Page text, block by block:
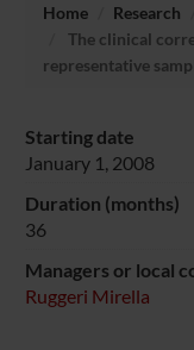
Home Research
The clinical
representative
Starting date
January 1, 2008
Duration (months)
36
Managers or local
Ruggeri Mirella